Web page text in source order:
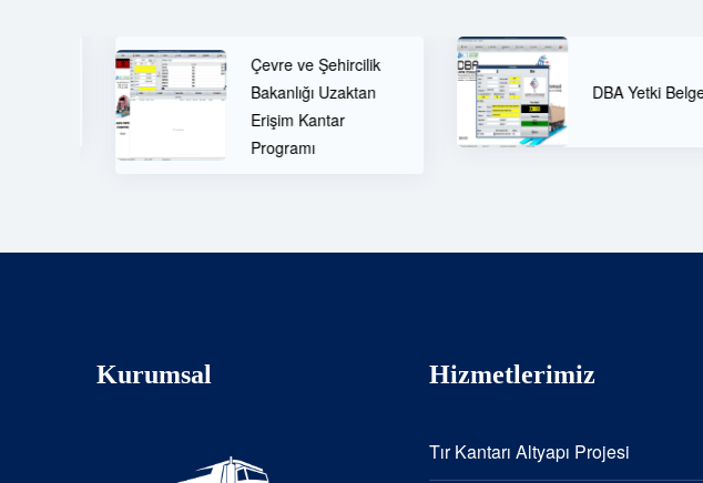
Çevre ve Şehircilik
Bakanlığı Uzaktan
Erişim Kantar
DBA Yetki Belgesi
Kurumsal Hizmetlerimiz
Tır Kantarı Altyapı Projesi